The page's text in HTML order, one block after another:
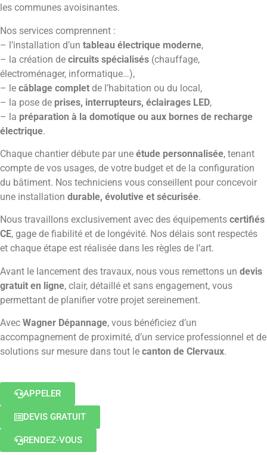
les communes avoisinantes.
Nos services comprennent :
– l’installation d’un tableau électrique moderne,
– la création de circuits spécialisés (chauffage,
électroménager, informatique…),
– le câblage complet de l’habitation ou du local,
– la pose de prises, interrupteurs, éclairages LED,
– la préparation à la domotique ou aux bornes de recharge
électrique.
Chaque chantier débute par une étude personnalisée, tenant
compte de vos usages, de votre budget et de la configuration
du bâtiment. Nos techniciens vous conseillent pour concevoir
une installation durable, évolutive et sécurisée.
Nous travaillons exclusivement avec des équipements certifiés
CE, gage de fiabilité et de longévité. Nos délais sont respectés
et chaque étape est réalisée dans les règles de l’art.
Avant le lancement des travaux, nous vous remettons un devis
gratuit en ligne, clair, détaillé et sans engagement, vous
permettant de planifier votre projet sereinement.
Avec Wagner Dépannage, vous bénéficiez d’un
accompagnement de proximité, d’un service professionnel et de
solutions sur mesure dans tout le canton de Clervaux.
APPELER
DEVIS GRATUIT
RENDEZ-VOUS